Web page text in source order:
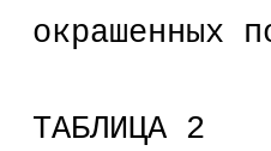
окрашенных
ТАБЛИЦА 2